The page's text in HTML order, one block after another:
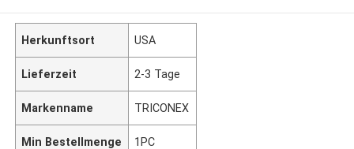
Herkunftsort USA
Lieferzeit 2-3 Tage
Markenname TRICONEX
Min Bestellmenge 1PC